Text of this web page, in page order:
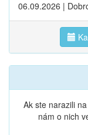
06.09.2026 |
Ak ste narazili
nám o nich